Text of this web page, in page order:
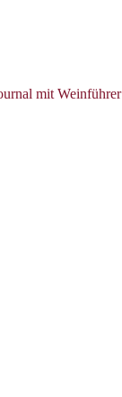
mit Weinführer